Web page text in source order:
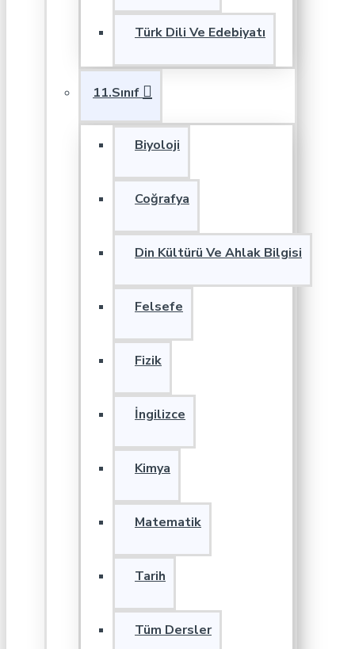
Türk Dili Ve Edebiyatı
11.Sınıf
Biyoloji
Coğrafya
Din Kültürü Ve Ahlak Bilgisi
Felsefe
Fizik
İngilizce
Kimya
Matematik
Tarih
Tüm Dersler